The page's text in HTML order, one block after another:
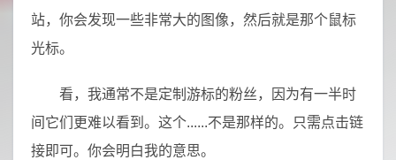
站，你会发现一些非常大的图像，然后就是那个鼠标
光标。
看，我通常不是定制游标的粉丝，因为有一半时
间它们更难以看到。这个......不是那样的。只需点击链
接即可。你会明白我的意思。